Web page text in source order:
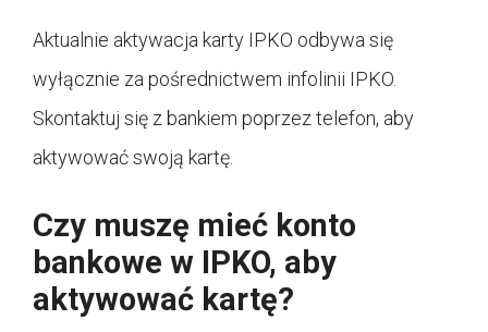
Aktualnie aktywacja karty IPKO odbywa się
wyłącznie za pośrednictwem infolinii IPKO.
Skontaktuj się z bankiem poprzez telefon, aby
aktywować swoją kartę.
Czy muszę mieć konto
bankowe w IPKO, aby
aktywować kartę?